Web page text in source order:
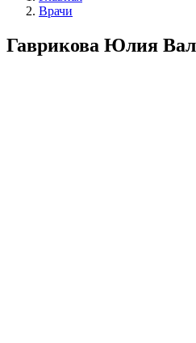
Врачи
Гаврикова Юлия